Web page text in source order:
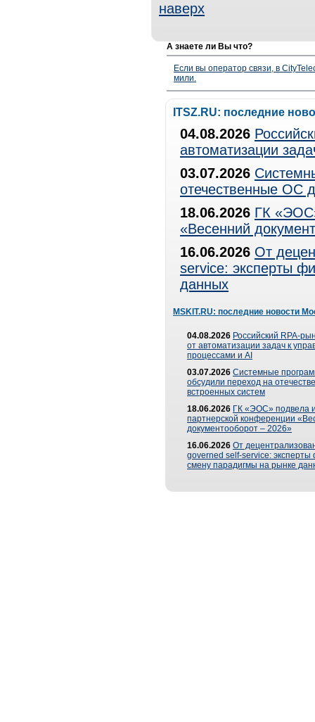
наверх
А знаете ли Вы что?
Если вы оператор связи, в
мили.
ITSZ.RU: последние
04.08.2026
автоматизации
03.07.2026
отечественные ОС
18.06.2026 ГК
«Весенний
16.06.2026 От
service: эксперты
данных
MSKIT.RU: последние новости
04.08.2026 Российский RPA-
от автоматизации задач к
процессами и AI
03.07.2026 Системные
обсудили переход на
встроенных систем
18.06.2026 ГК «ЭОС» подвела
партнерской конференции
документооборот – 2026»
16.06.2026 От
governed self-service: эксперты
смену парадигмы на рынке